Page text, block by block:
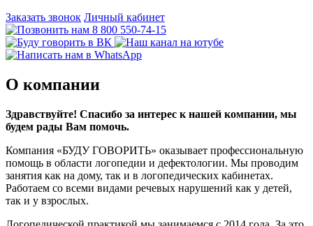
Заказать звонок Личный кабинет
8 800 550-74-15
О компании
Здравствуйте! Спасибо за интерес к нашей компании, мы
будем рады Вам помочь.
Компания «БУДУ ГОВОРИТЬ» оказывает профессиональную
помощь в области логопедии и дефектологии. Мы проводим
занятия как на дому, так и в логопедических кабинетах.
Работаем со всеми видами речевых нарушений как у детей,
так и у взрослых.